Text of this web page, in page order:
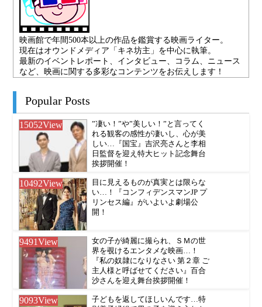
映画館で年間500本以上の作品を鑑賞する映画ライター。
現在はオウンドメディア「キネ坊主」を中心に執筆。
最新のイベントレポート、インタビュー、コラム、ニュース
など、映画に関する多彩なコンテンツをお伝えします！
Popular Posts
15052View
”凄い！”や”美しい！”と言ってく
れる観客の感性が凄いし、心が美
しい…『国宝』吉沢亮さんと李相
日監督を迎え特大ヒット記念舞台
挨拶開催！
10492View
目に見えるものが真実とは限らな
い…！『コンフィデンスマンJP プ
リンセス編』がいよいよ劇場公
開！
9491View
女の子が綺麗に撮られ、ＳＭの世
界を覗けるエンタメな映画…！
『私の奴隷になりなさい 第２章 ご
主人様と呼ばせてください』百合
沙さんを迎え舞台挨拶開催！
9093View
子どもを返してほしいんです…特